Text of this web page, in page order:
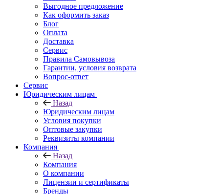
Выгодное предложение
Как оформить заказ
Блог
Оплата
Доставка
Сервис
Правила Самовывоза
Гарантии, условия возврата
Вопрос-ответ
Сервис
Юридическим лицам
Назад
Юридическим лицам
Условия покупки
Оптовые закупки
Реквизиты компании
Компания
Назад
Компания
О компании
Лицензии и сертификаты
Бренды